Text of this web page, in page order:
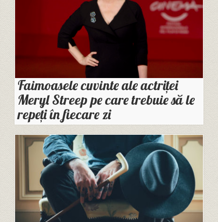
Faimoasele cuvinte ale actriței
Meryl Streep pe care trebuie să le
repeți în fiecare zi